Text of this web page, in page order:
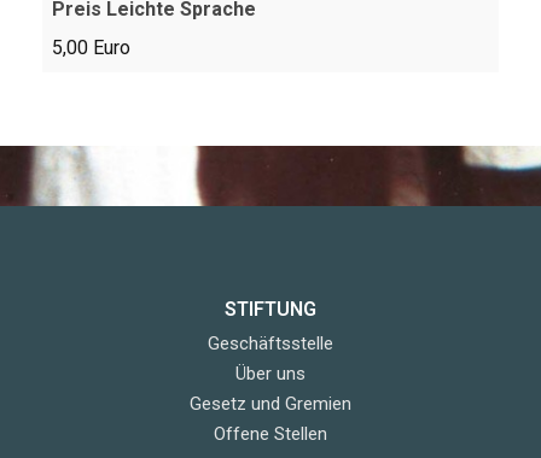
Preis Leichte Sprache
5,00 Euro
STIFTUNG
Geschäftsstelle
Über uns
Gesetz und Gremien
Offene Stellen